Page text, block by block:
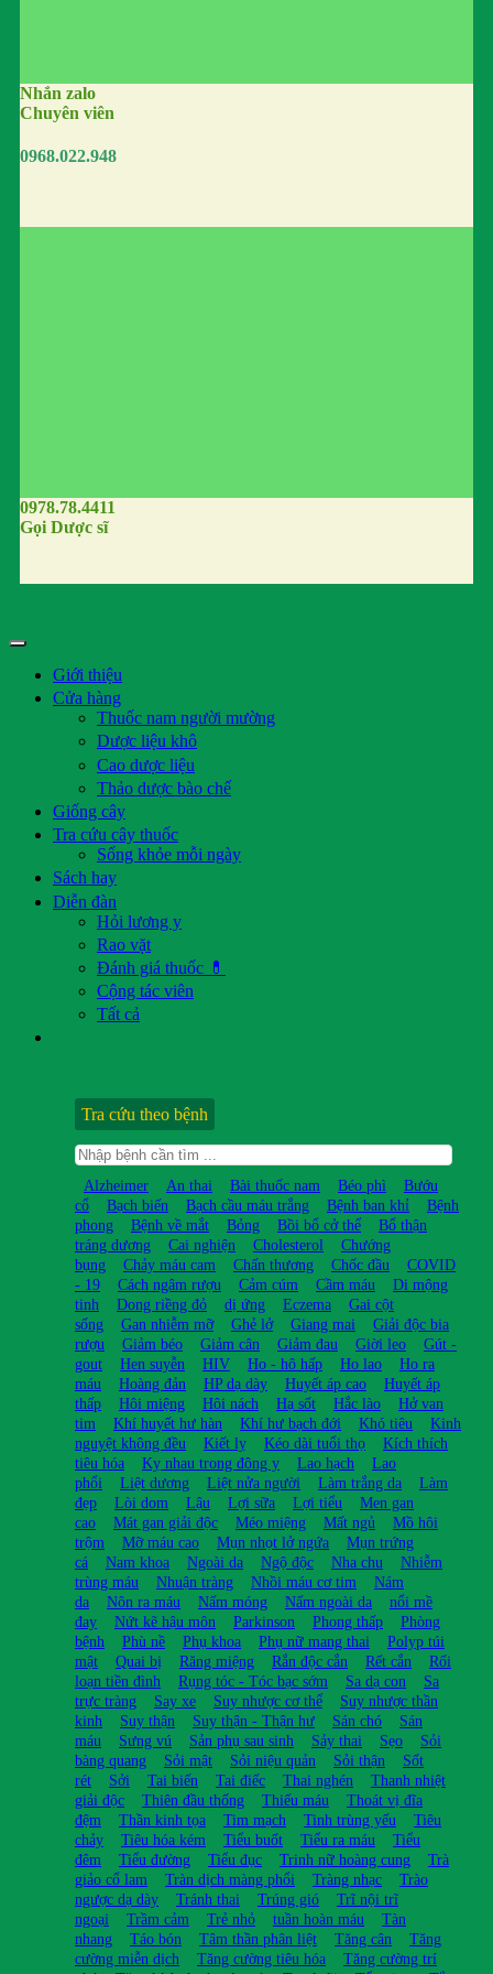
Nhắn zalo
Chuyên viên
0968.022.948
0978.78.4411
Gọi Dược sĩ
Giới thiệu
Cửa hàng
Thuốc nam người mường
Dược liệu khô
Cao dược liệu
Thảo dược bào chế
Giống cây
Tra cứu cây thuốc
Sống khỏe mỗi ngày
Sách hay
Diễn đàn
Hỏi lương y
Rao vặt
Đánh giá thuốc 💊
Cộng tác viên
Tất cả
Tra cứu theo bệnh
Alzheimer An thai Bài thuốc nam Béo phì
Bướu
cổ
Bạch biến Bạch cầu máu trắng Bệnh ban khỉ
Bệnh
phong
Bệnh về mắt Bỏng Bồi bổ cở thể
Bổ thận
tráng dương
Cai nghiện Cholesterol
Chướng
bụng
Chảy máu cam Chấn thương Chốc đầu
COVID
- 19
Cách ngâm rượu Cảm cúm Cầm máu
Di mộng
tinh
Dong riềng đỏ dị ứng Eczema
Gai cột
sống
Gan nhiễm mỡ Ghẻ lở Giang mai
Giải độc bia
rượu
Giảm béo Giảm cân Giảm đau Giời leo
Gút -
gout
Hen suyễn HIV Ho - hô hấp Ho lao
Ho ra
máu
Hoàng đản HP dạ dày Huyết áp cao
Huyết áp
thấp
Hôi miệng Hôi nách Hạ sốt Hắc lào
Hở van
tim
Khí huyết hư hàn Khí hư bạch đới Khó tiêu
Kinh
nguyệt không đều
Kiết lỵ Kéo dài tuổi thọ
Kích thích
tiêu hóa
Kỵ nhau trong đông y Lao hạch
Lao
phổi
Liệt dương Liệt nửa người Làm trắng da
Làm
đẹp
Lòi dom Lậu Lợi sữa Lợi tiểu
Men gan
cao
Mát gan giải độc Méo miệng Mất ngủ
Mồ hôi
trộm
Mỡ máu cao Mụn nhọt lở ngứa
Mụn trứng
cá
Nam khoa Ngoài da Ngộ độc Nha chu
Nhiễm
trùng máu
Nhuận tràng Nhồi máu cơ tim
Nám
da
Nôn ra máu Nấm móng Nấm ngoài da
nổi mề
đay
Nứt kẽ hậu môn Parkinson Phong thấp
Phòng
bệnh
Phù nề Phụ khoa Phụ nữ mang thai
Polyp túi
mật
Quai bị Răng miệng Rắn độc cắn Rết cắn
Rối
loạn tiền đình
Rụng tóc - Tóc bạc sớm Sa dạ con
Sa
trực tràng
Say xe Suy nhược cơ thể
Suy nhược thần
kinh
Suy thận Suy thận - Thận hư Sán chó
Sán
máu
Sưng vú Sản phụ sau sinh Sảy thai Sẹo
Sỏi
bàng quang
Sỏi mật Sỏi niệu quản Sỏi thận
Sốt
rét
Sởi Tai biến Tai điếc Thai nghén
Thanh nhiệt
giải độc
Thiên đầu thống Thiếu máu
Thoát vị đĩa
đệm
Thần kinh tọa Tim mạch Tinh trùng yếu
Tiêu
chảy
Tiêu hóa kém Tiểu buốt Tiểu ra máu
Tiểu
đêm
Tiểu đường Tiểu đục Trinh nữ hoàng cung
Trà
giảo cổ lam
Tràn dịch màng phổi Tràng nhạc
Trào
ngược dạ dày
Tránh thai Trúng gió
Trĩ nội trĩ
ngoại
Trầm cảm Trẻ nhỏ tuần hoàn máu
Tàn
nhang
Táo bón Tâm thần phân liệt Tăng cân
Tăng
cường miễn dịch
Tăng cường tiêu hóa
Tăng cường trí